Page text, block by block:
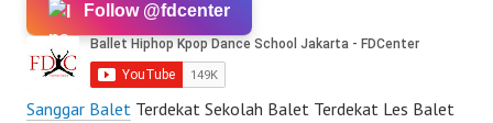
Follow @fdcenter
Sanggar Balet Terdekat Sekolah Balet Terdekat Les Balet